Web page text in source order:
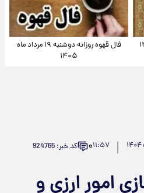
فال قهوه روزانه دوشنبه ۱۹ مرداد ماه
۱۴۰۵
۱۱:۵۷۰ کد خبر: 924765
امور ارزی و